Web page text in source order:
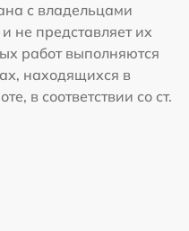
с владельцами
не представляет их
работ выполняются
находящихся в
в соответствии со ст.